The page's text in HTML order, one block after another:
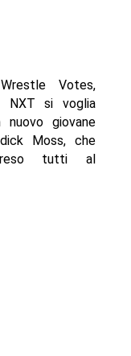
Votes,
NXT si voglia
giovane
Moss, che
tutti al